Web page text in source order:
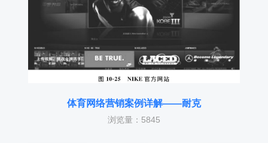
体育网络营销案例详解——耐克
浏览量：5845